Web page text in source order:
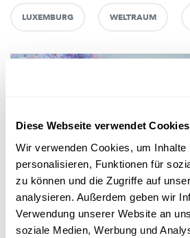
Diese Webseite verwendet Cookies
Wir verwenden Cookies, um Inhalte
personalisieren, Funktionen für
zu können und die Zugriffe auf
analysieren. Außerdem geben wir
Verwendung unserer Website an
soziale Medien, Werbung und
LUXEMBURG WELTRAUM
Mr Science
GENETIK